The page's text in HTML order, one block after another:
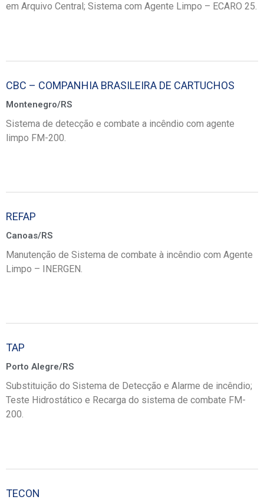
em Arquivo Central; Sistema com Agente Limpo – ECARO 25.
CBC – COMPANHIA BRASILEIRA DE CARTUCHOS
Montenegro/RS
Sistema de detecção e combate a incêndio com agente
limpo FM-200.
REFAP
Canoas/RS
Manutenção de Sistema de combate à incêndio com Agente
Limpo – INERGEN.
TAP
Porto Alegre/RS
Substituição do Sistema de Detecção e Alarme de incêndio;
Teste Hidrostático e Recarga do sistema de combate FM-
200.
TECON